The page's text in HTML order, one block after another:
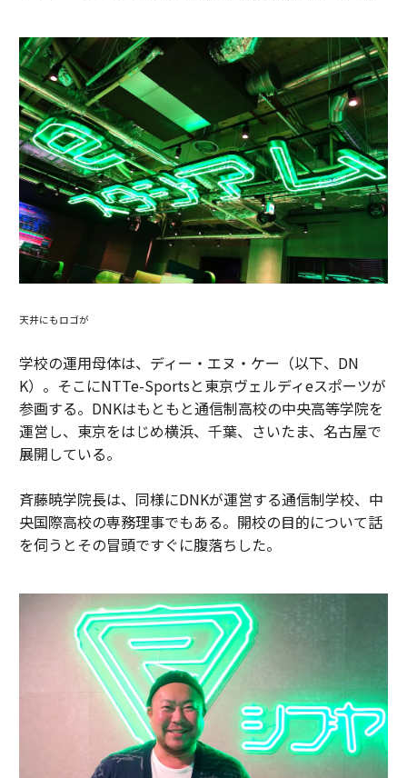
天井にもロゴが
学校の運用母体は、ディー・エヌ・ケー（以下、DN
K）。そこにNTTe-Sportsと東京ヴェルディeスポーツが
参画する。DNKはもともと通信制高校の中央高等学院を
運営し、東京をはじめ横浜、千葉、さいたま、名古屋で
展開している。
斉藤暁学院長は、同様にDNKが運営する通信制学校、中
央国際高校の専務理事でもある。開校の目的について話
を伺うとその冒頭ですぐに腹落ちした。